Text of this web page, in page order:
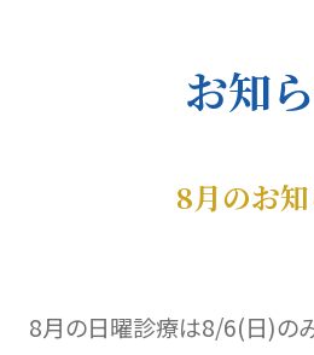
お知
8月のお
8月の日曜診療は8/6(日)のみ